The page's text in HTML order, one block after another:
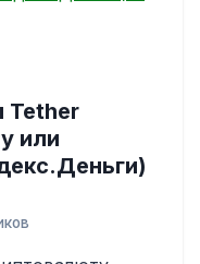
Tether
или